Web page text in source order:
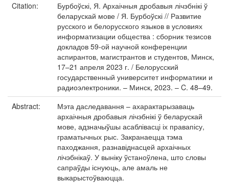
Citation:
Бурбоўскі, Я. Архаічныя дробавыя лічэбнікі ў
беларускай мове / Я. Бурбоўскі // Развитие
русского и белорусского языков в условиях
информатизации общества : сборник тезисов
докладов 59-ой научной конференции
аспирантов, магистрантов и студентов, Минск,
17–21 апреля 2023 г. / Белорусский
государственный университет информатики и
радиоэлектроники. – Минск, 2023. – C. 48–49.
Abstract:
Мэта даследавання – ахарактарызаваць
архаічныя дробавыя лічэбнікі ў беларускай
мове, адзначыўшы асаблівасці іх правапісу,
граматычных рыс. Закранаецца тэма
паходжання, разнавіднасцей архаічных
лічэбнікаў. У выніку ўстаноўлена, што словы
сапраўды існуюць, але амаль не
выкарыстоўваюцца.